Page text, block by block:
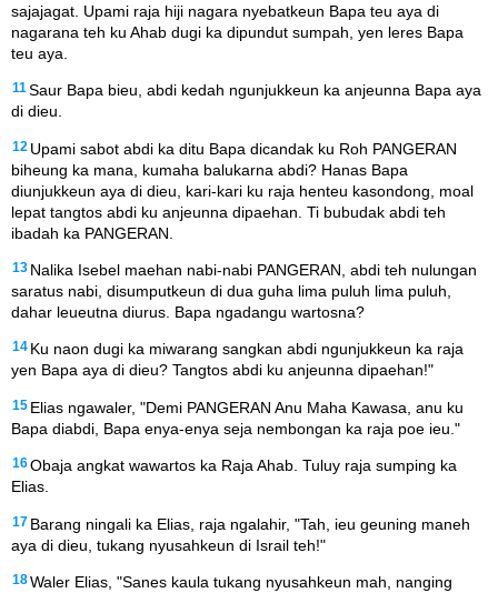
sajajagat. Upami raja hiji nagara nyebatkeun Bapa teu aya di
nagarana teh ku Ahab dugi ka dipundut sumpah, yen leres Bapa
teu aya.
11 Saur Bapa bieu, abdi kedah ngunjukkeun ka anjeunna Bapa aya
di dieu.
12 Upami sabot abdi ka ditu Bapa dicandak ku Roh PANGERAN
biheung ka mana, kumaha balukarna abdi? Hanas Bapa
diunjukkeun aya di dieu, kari-kari ku raja henteu kasondong, moal
lepat tangtos abdi ku anjeunna dipaehan. Ti bubudak abdi teh
ibadah ka PANGERAN.
13 Nalika Isebel maehan nabi-nabi PANGERAN, abdi teh nulungan
saratus nabi, disumputkeun di dua guha lima puluh lima puluh,
dahar leueutna diurus. Bapa ngadangu wartosna?
14 Ku naon dugi ka miwarang sangkan abdi ngunjukkeun ka raja
yen Bapa aya di dieu? Tangtos abdi ku anjeunna dipaehan!"
15 Elias ngawaler, "Demi PANGERAN Anu Maha Kawasa, anu ku
Bapa diabdi, Bapa enya-enya seja nembongan ka raja poe ieu."
16Obaja angkat wawartos ka Raja Ahab. Tuluy raja sumping ka
Elias.
17 Barang ningali ka Elias, raja ngalahir, "Tah, ieu geuning maneh
aya di dieu, tukang nyusahkeun di Israil teh!"
18Waler Elias, "Sanes kaula tukang nyusahkeun mah, nanging